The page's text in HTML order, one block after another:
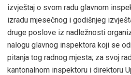
izvještaj o svom radu glavnom
izradu mjesečnog i godišnjeg
druge poslove iz nadležnosti
nalogu glavnog inspektora koji se
pitanja tog radnog mjesta; za svoj
kantonalnom inspektoru i direktoru